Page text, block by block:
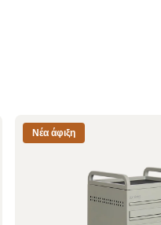
Νέα άφιξη